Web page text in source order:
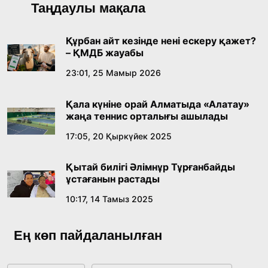
Қазақ тіліндегі «құт» концептісінің
лингвомәдени сипаты
09:21, 21 Шілде 2026
Абайдың адам тәрбиесі туралы
18:59, 20 Шілде 2026
Жасанды интеллект: адамзаттың көмекшісі
18:16, 20 Шілде 2026
жетістіктері мен даму бағыты
Таңдаулы мақала
Құрбан айт кезінде нені ескеру қажет?
– ҚМДБ жауабы
23:01, 25 Мамыр 2026
Қала күніне орай Алматыда «Алатау»
жаңа теннис орталығы ашылады
17:05, 20 Қыркүйек 2025
Қытай билігі Әлімнұр Тұрғанбайды
ұстағанын растады
10:17, 14 Тамыз 2025
Ең көп пайдаланылған